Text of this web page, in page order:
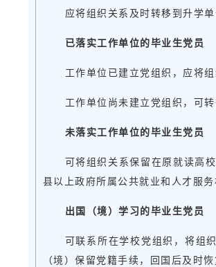
应将组织关系及时转移到升学单
已落实工作单位的毕业生党员
工作单位已建立党组织，应将
工作单位尚未建立党组织，可
未落实工作单位的毕业生党员
可将组织关系保留在原就读高
县以上政府所属公共就业和人才服务
出国（境）学习的毕业生党员
可联系所在学校党组织，将组
（境）保留党籍手续，回国后及时恢